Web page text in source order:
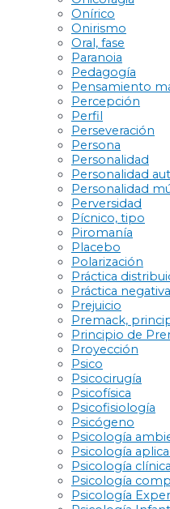
Onírico
Onirismo
Oral, fase
Paranoia
Pedagogía
Pensamiento
Percepción
Perfil
Perseveración
Persona
Personalidad
Personalidad
Personalidad
Perversidad
Pícnico, tipo
Piromanía
Placebo
Polarización
Práctica
Práctica negativa
Prejuicio
Premack,
Principio de
Proyección
Psico
Psicocirugía
Psicofísica
Psicofisiología
Psicógeno
Psicología
Psicología
Psicología clínica
Psicología
Psicología